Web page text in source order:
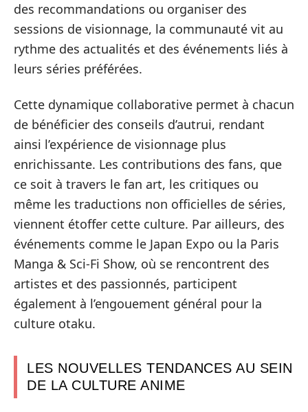
des recommandations ou organiser des
sessions de visionnage, la communauté vit au
rythme des actualités et des événements liés à
leurs séries préférées.
Cette dynamique collaborative permet à chacun
de bénéficier des conseils d’autrui, rendant
ainsi l’expérience de visionnage plus
enrichissante. Les contributions des fans, que
ce soit à travers le fan art, les critiques ou
même les traductions non officielles de séries,
viennent étoffer cette culture. Par ailleurs, des
événements comme le Japan Expo ou la Paris
Manga & Sci-Fi Show, où se rencontrent des
artistes et des passionnés, participent
également à l’engouement général pour la
culture otaku.
LES NOUVELLES TENDANCES AU SEIN
DE LA CULTURE ANIME